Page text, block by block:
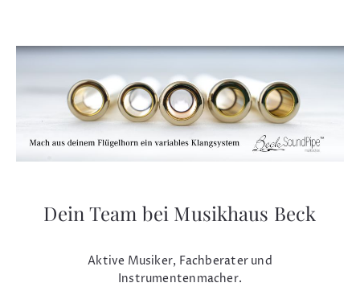
Dein Team bei Musikhaus Beck
Aktive Musiker, Fachberater und
Instrumentenmacher.